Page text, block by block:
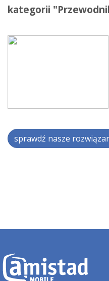
kategorii
sprawdź nasze